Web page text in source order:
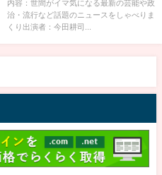
内容：世間がイマ気になる最新の芸能や政
治・流行など話題のニュースをしゃべりま
くり出演者：今田耕司...